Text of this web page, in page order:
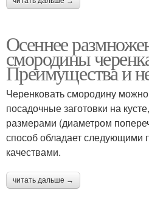
Осеннее
смородины
Преимущества и
Черенковать смородину
посадочные заготовки на
размерами (диаметром
способ обладает следующими
качествами.
читать дальше →